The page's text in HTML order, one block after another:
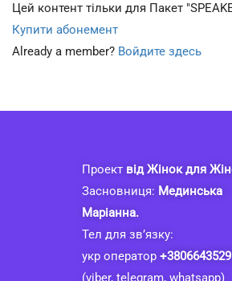
Цей контент тільки для Пакет
Купити абонемент
Already a member? Войдите здесь
Проект від Жінок для
Засновниця: Мединська
Маріанна.
Тел для зв’язку:
укр оператор
(viber, telegram, whatsapp)